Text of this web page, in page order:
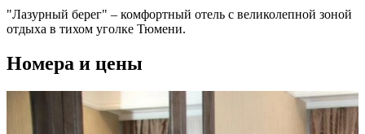
"Лазурный берег" – комфортный отель с великолепной зоной
отдыха в тихом уголке Тюмени.
Номера и цены